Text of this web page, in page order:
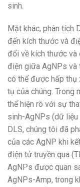
sinh.
Mặt khác, phân tích
đến kích thước và
đổi về kích thước và
điện giữa AgNPs và
có thể được hấp thụ
tụ của chúng. Trong
thể hiện rõ với sự
sinh-AgNPs (dữ
DLS, chúng tôi đã
của các AgNP khi
điện tử truyền qua
AgNPs được quan
AgNPs-Amp, trong